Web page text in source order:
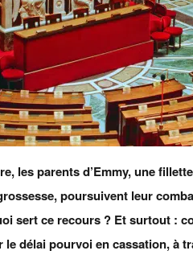
les parents d’Emmy, une
poursuivent leur
sert ce recours ? Et surtout :
délai pourvoi en cassation, à